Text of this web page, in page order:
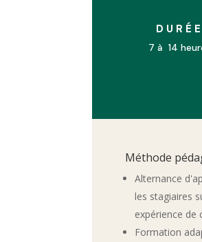
DURÉE
7 à 14
Méthode
Alternance
les stagiaires
expérience de
Formation